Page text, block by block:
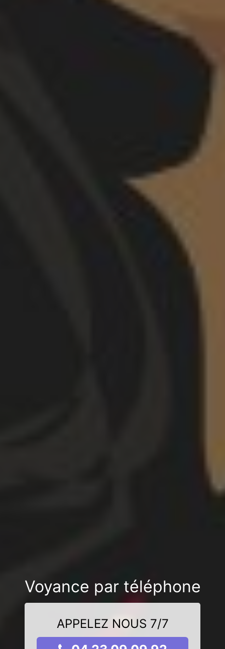
Voyance par téléphone
APPELEZ NOUS 7/7